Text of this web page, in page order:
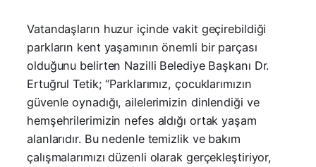
Vatandaşların huzur içinde vakit geçirebildiği
parkların kent yaşamının önemli bir parçası
olduğunu belirten Nazilli Belediye Başkanı Dr.
Ertuğrul Tetik; “Parklarımız, çocuklarımızın
güvenle oynadığı, ailelerimizin dinlendiği ve
hemşehrilerimizin nefes aldığı ortak yaşam
alanlarıdır. Bu nedenle temizlik ve bakım
çalışmalarımızı düzenli olarak gerçekleştiriyor,